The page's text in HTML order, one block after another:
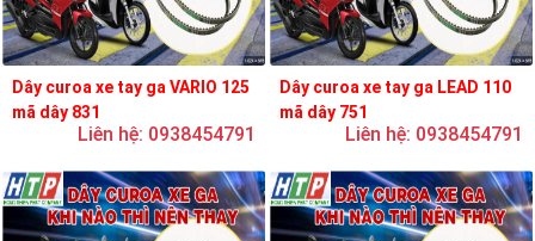
Dây curoa xe tay ga VARIO 125
mã dây 831
Liên hệ: 0938454791
Dây curoa xe tay ga LEAD 110
mã dây 751
Liên hệ: 0938454791